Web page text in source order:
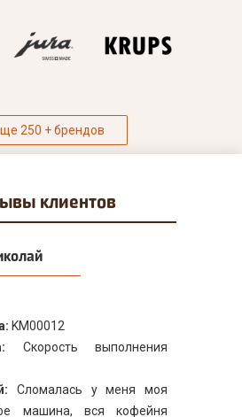
250 + брендов
клиентов
KM00012
Скорость выполнения
Сломалась у меня моя
машина, вся кофейня